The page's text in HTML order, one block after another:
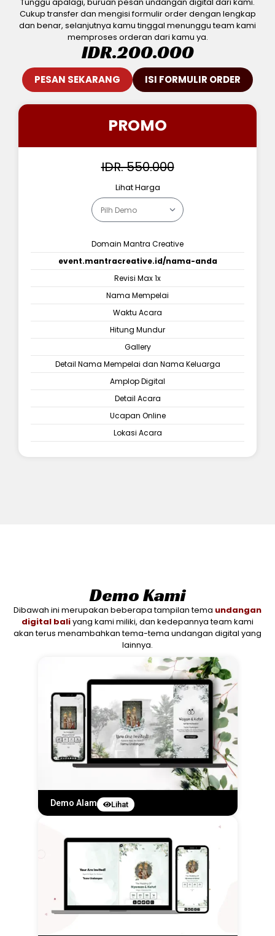
Cukup transfer dan mengisi formulir order dengan lengkap
dan benar, selanjutnya kamu tinggal menunggu team kami
memproses orderan dari kamu ya.
IDR.200.000
PESAN SEKARANG ISI FORMULIR ORDER
PROMO
IDR. 550.000
Lihat Harga
Domain Mantra Creative
event.mantracreative.id/nama-anda
Revisi Max 1x
Nama Mempelai
Waktu Acara
Hitung Mundur
Gallery
Detail Nama Mempelai dan Nama Keluarga
Amplop Digital
Detail Acara
Ucapan Online
Lokasi Acara
Demo Kami
Dibawah ini merupakan beberapa tampilan tema undangan
digital baliyang kami miliki, dan kedepannya team kami
akan terus menambahkan tema-tema undangan digital yang
lainnya.
Demo Alam Lihat